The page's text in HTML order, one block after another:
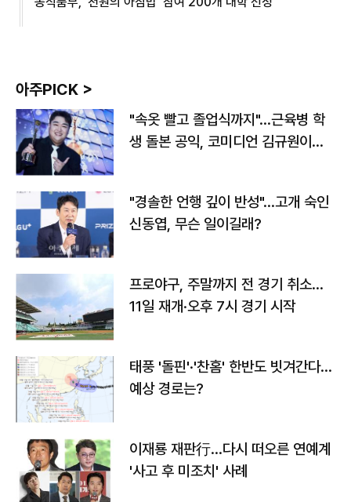
아주PICK >
"속옷 빨고 졸업식까지"…근육병 학
생 돌본 공익, 코미디언 김규원이었
"경솔한 언행 깊이 반성"…고개 숙인
신동엽, 무슨 일이길래?
프로야구, 주말까지 전 경기 취소…
11일 재개·오후 7시 경기 시작
태풍 '돌핀'·'찬홈' 한반도 빗겨간다…
예상 경로는?
이재룡 재판行…다시 떠오른 연예계
'사고 후 미조치' 사례